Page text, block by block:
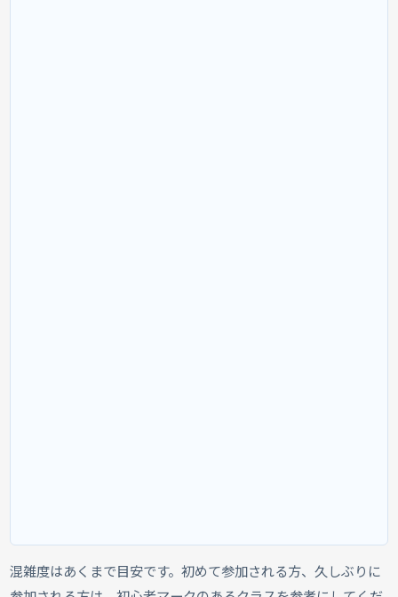
混雑度はあくまで目安です。初めて参加される方、久しぶりに